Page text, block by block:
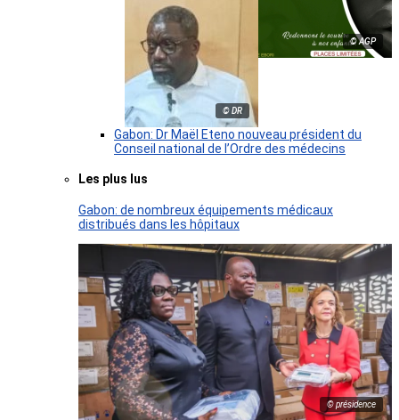
© AGP
© DR
Gabon: Dr Maël Eteno nouveau président du
Conseil national de l’Ordre des médecins
Les plus lus
Gabon: de nombreux équipements médicaux
distribués dans les hôpitaux
© présidence